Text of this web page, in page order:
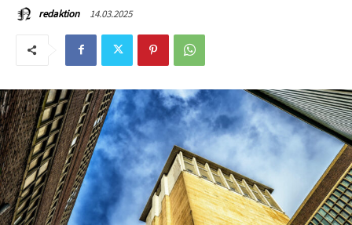
redaktion 14.03.2025